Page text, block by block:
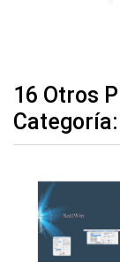
16 Otros
Categoría: